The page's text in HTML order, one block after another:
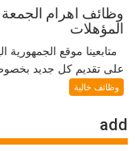
المؤهلات
متابعينا موقع
على تقديم كل جديد
وظائف خالية
add